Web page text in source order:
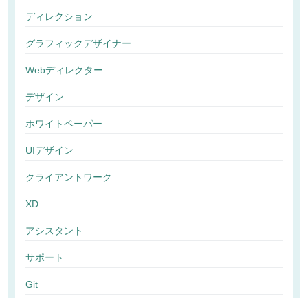
ディレクション
グラフィックデザイナー
Webディレクター
デザイン
ホワイトペーパー
UIデザイン
クライアントワーク
XD
アシスタント
サポート
Git